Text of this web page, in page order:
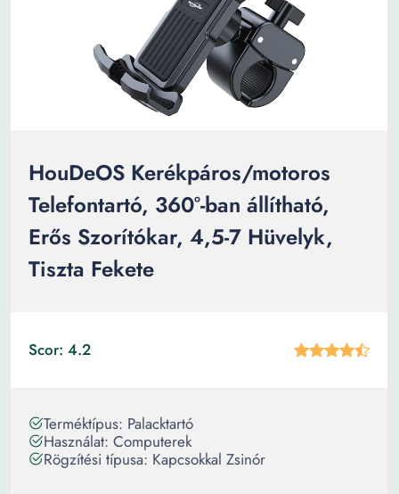
HouDeOS Kerékpáros/motoros
Telefontartó, 360°-ban állítható,
Erős Szorítókar, 4,5-7 Hüvelyk,
Tiszta Fekete
Scor: 4.2
Terméktípus: Palacktartó
Használat: Computerek
Rögzítési típusa: Kapcsokkal Zsinór